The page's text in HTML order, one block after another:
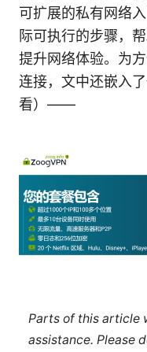
可扩展的私有网络
际可执行的步骤，
提升网络体验。为
连接，文中还嵌入
看）——
Parts of this article
assistance. Please